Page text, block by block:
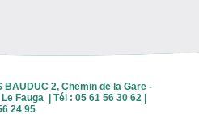
BAUDUC 2, Chemin de la Gare -
Fauga | Tél : 05 61 56 30 62 |
24 95